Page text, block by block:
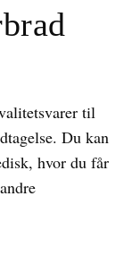
til
Du kan
hvor du får